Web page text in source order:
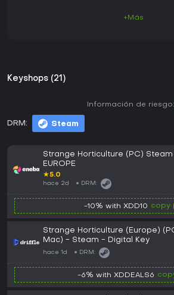
+Más
Keyshops (21)
DRM: Steam
Información de riesgo:
Strange Horticulture (PC) Steam
EUROPE
★5.0
hace 2d DRM:
-10% with XDD10 copy
Strange Horticulture (Europe)
Mac) - Steam - Digital Key
hace 1d DRM:
-6% with XDDEALS6